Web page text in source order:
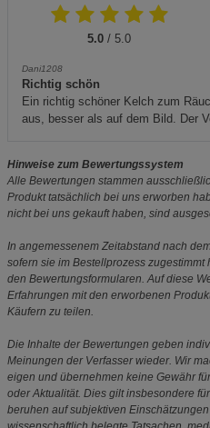
5.0 / 5.0
Dani1208
Richtig schön
Ein richtig schöner Kelch zum
aus, besser als auf dem Bild. Der
Hinweise zum Bewertungssystem
Alle Bewertungen stammen
Produkt tatsächlich bei uns erworben
nicht bei uns gekauft haben, sind
In angemessenem Zeitabstand nach
sofern sie im Bestellprozess
den Bewertungsformularen. Auf diese
Erfahrungen mit den erworbenen
Käufern zu teilen.
Die Inhalte der Bewertungen geben
Meinungen der Verfasser wieder. Wir
eigen und übernehmen keine Gewähr
oder Aktualität. Dies gilt insbesondere
beruhen auf subjektiven